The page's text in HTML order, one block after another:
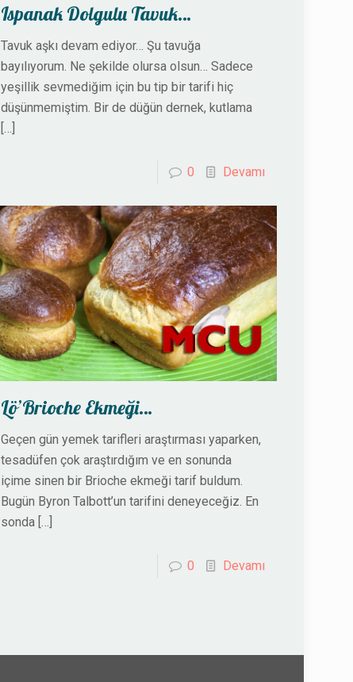
Ispanak Dolgulu Tavuk…
Tavuk aşkı devam ediyor… Şu tavuğa
bayılıyorum. Ne şekilde olursa olsun… Sadece
yeşillik sevmediğim için bu tip bir tarifi hiç
düşünmemiştim. Bir de düğün dernek, kutlama
[…]
0 Devamı
Lö’Brioche Ekmeği…
Geçen gün yemek tarifleri araştırması yaparken,
tesadüfen çok araştırdığım ve en sonunda
içime sinen bir Brioche ekmeği tarif buldum.
Bugün Byron Talbott’un tarifini deneyeceğiz. En
sonda[…]
0 Devamı